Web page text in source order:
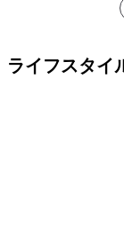
ライフスタイ